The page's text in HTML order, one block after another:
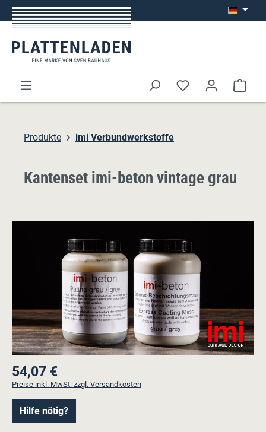
Zum Hauptinhalt springen
Produkte imi Verbundwerkstoffe
Kantenset imi-beton vintage grau
Regulärer Preis:
54,07 €
Preise inkl. MwSt. zzgl. Versandkosten
Hilfe nötig?